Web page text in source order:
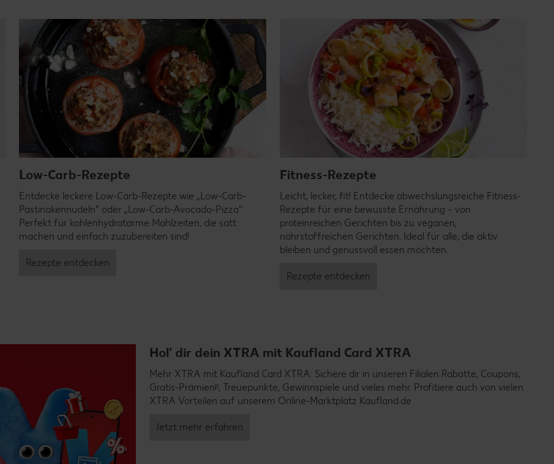
Low-Carb-Rezepte
Entdecke leckere Low-Carb-Rezepte wie „Low-Carb-
Pastinakennudeln" oder „Low-Carb-Avocado-Pizza".
Perfekt für kohlenhydratarme Mahlzeiten, die satt
machen und einfach zuzubereiten sind!
Rezepte entdecken
Fitness-Rezepte
Leicht, lecker, fit! Entdecke abwechslungsreiche Fitness-
Rezepte für eine bewusste Ernährung – von
proteinreichen Gerichten bis zu veganen,
nährstoffreichen Gerichten. Ideal für alle, die aktiv
bleiben und genussvoll essen möchten.
Rezepte entdecken
Hol' dir dein XTRA mit Kaufland Card XTRA
Mehr XTRA mit Kaufland Card XTRA: Sichere dir in unseren Filialen Rabatte, Coupons,
Gratis-Prämienᵖ, Treuepunkte, Gewinnspiele und vieles mehr. Profitiere auch von vielen
XTRA Vorteilen auf unserem Online-Marktplatz Kaufland.de
Jetzt mehr erfahren